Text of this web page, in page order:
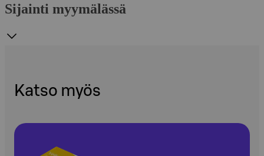
Sijainti myymälässä
Katso myös